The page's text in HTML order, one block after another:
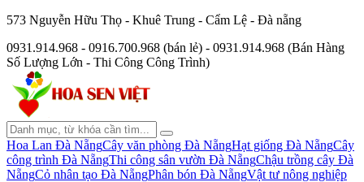
573 Nguyễn Hữu Thọ - Khuê Trung - Cẩm Lệ - Đà nẵng
0931.914.968 - 0916.700.968 (bán lẻ) - 0931.914.968 (Bán Hàng
Số Lượng Lớn - Thi Công Công Trình)
Hoa Lan Đà NẵngCây văn phòng Đà NẵngHạt giống Đà NẵngCây
công trình Đà NẵngThi công sân vườn Đà NẵngChậu trồng cây Đà
NẵngCỏ nhân tạo Đà NẵngPhân bón Đà NẵngVật tư nông nghiệp